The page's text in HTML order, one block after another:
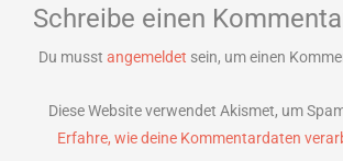
Schreibe einen
Du musst angemeldet sein, um einen
Diese Website verwendet Akismet, um
Erfahre, wie deine Kommentardaten